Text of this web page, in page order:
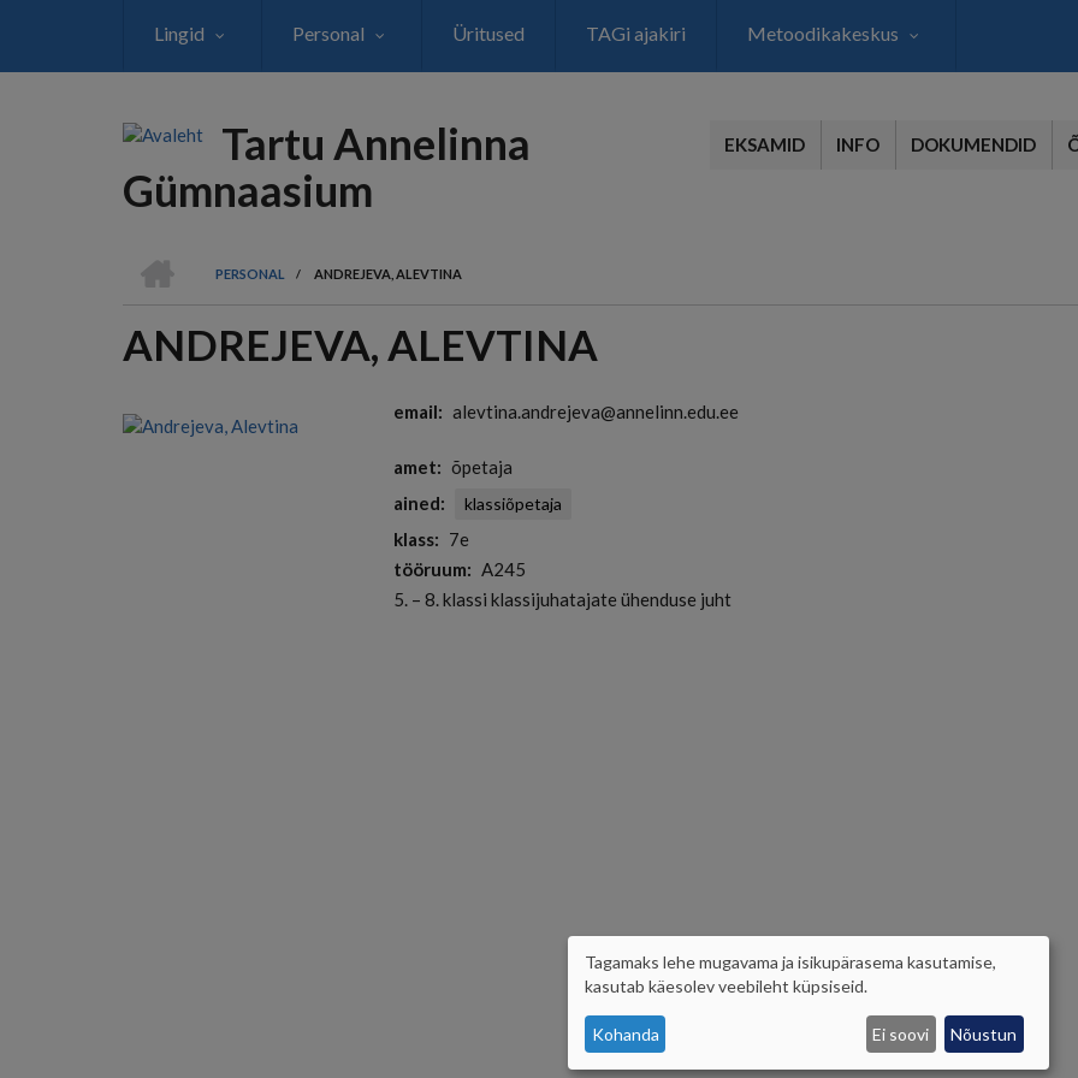
Lingid Personal Üritused TAGi ajakiri Metoodikakeskus
Tartu Annelinna
Gümnaasium
EKSAMID INFO DOKUMENDID
LEIVAPURU
PERSONAL
/ ANDREJEVA, ALEVTINA
ANDREJEVA, ALEVTINA
email alevtina.andrejeva@annelinn.edu.ee
amet
õpetaja
ained
klassiõpetaja
klass
7e
tööruum
A245
5. – 8. klassi klassijuhatajate ühenduse juht
ISIKUANDMETE
JA
Tagamaks lehe mugavama ja isikupärasema kasutamise,
kasutab käesolev veebileht küpsiseid.
Kohanda Ei soovi Nõustun